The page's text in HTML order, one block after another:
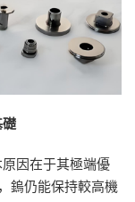
因在于其極端優
鎢仍能保持較高機